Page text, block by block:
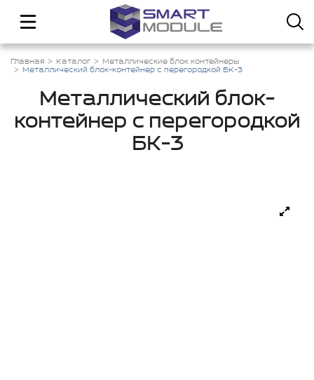
Главная Каталог
Металлические блок контейнеры
Металлический блок-контейнер с перегородкой БК-3
Металлический блок-
контейнер с перегородкой
БК-3